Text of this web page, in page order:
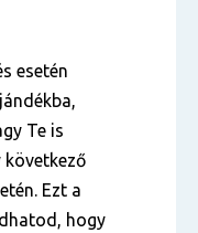
esetén
Te is
Ezt a
hogy